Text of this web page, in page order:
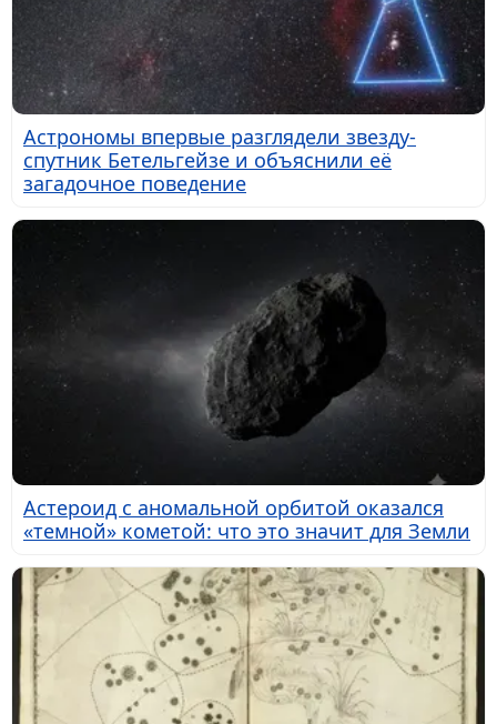
Астрономы впервые разглядели звезду-
спутник Бетельгейзе и объяснили её
загадочное поведение
Астероид с аномальной орбитой оказался
«темной» кометой: что это значит для Земли